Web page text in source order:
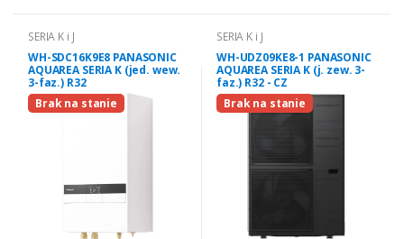
SERIA K i J
WH-SDC16K9E8 PANASONIC
AQUAREA SERIA K (jed. wew.
3-faz.) R32
Brak na stanie
SERIA K i J
WH-UDZ09KE8-1 PANASONIC
AQUAREA SERIA K (j. zew. 3-
faz.) R32 - CZ
Brak na stanie